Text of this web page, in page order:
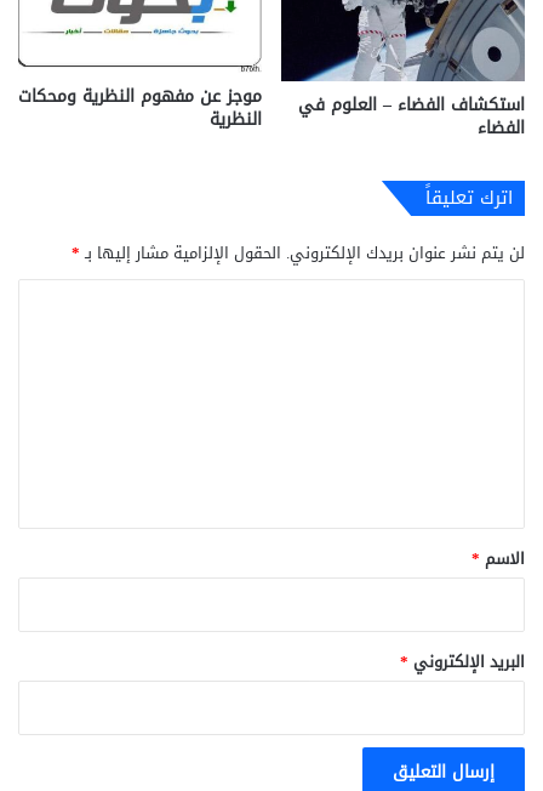
استكشاف الفضاء – العلوم في
الفضاء
موجز عن مفهوم النظرية ومحكات
النظرية
اترك تعليقاً
لن يتم نشر عنوان بريدك الإلكتروني. الحقول الإلزامية مشار إليها بـ*
*
الاسم *
البريد الإلكتروني *